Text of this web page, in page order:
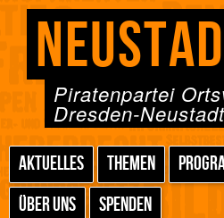
Piratenpartei
Dresden-Neustadt
AKTUELLES THEMEN
ÜBER UNS
SPENDEN